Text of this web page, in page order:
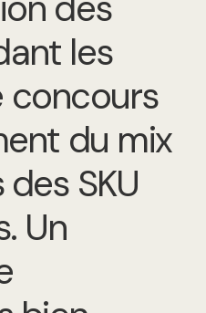
les
concours
du mix
SKU
Un